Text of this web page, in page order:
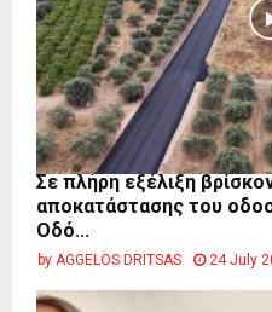
Σε πλήρη εξέλιξη
αποκατάστασης του
Οδό...
by AGGELOS DRITSAS 24 July